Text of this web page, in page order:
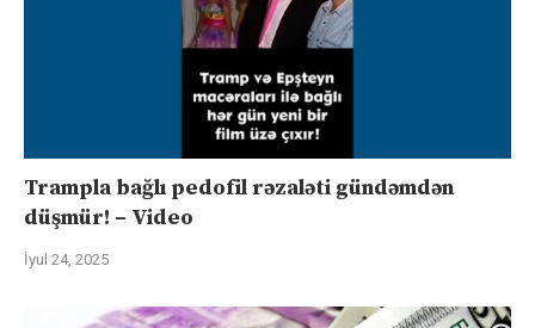
Trampla bağlı pedofil rəzaləti gündəmdən
düşmür! – Video
İyul 24, 2025